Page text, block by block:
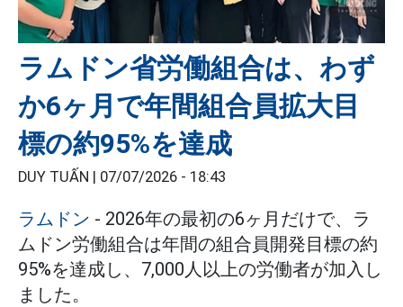
ラムドン省労働組合は、わず
か6ヶ月で年間組合員拡大目
標の約95%を達成
DUY TUẤN | 07/07/2026 - 18:43
ラムドン - 2026年の最初の6ヶ月だけで、ラ
ムドン労働組合は年間の組合員開発目標の約
95%を達成し、7,000人以上の労働者が加入し
ました。